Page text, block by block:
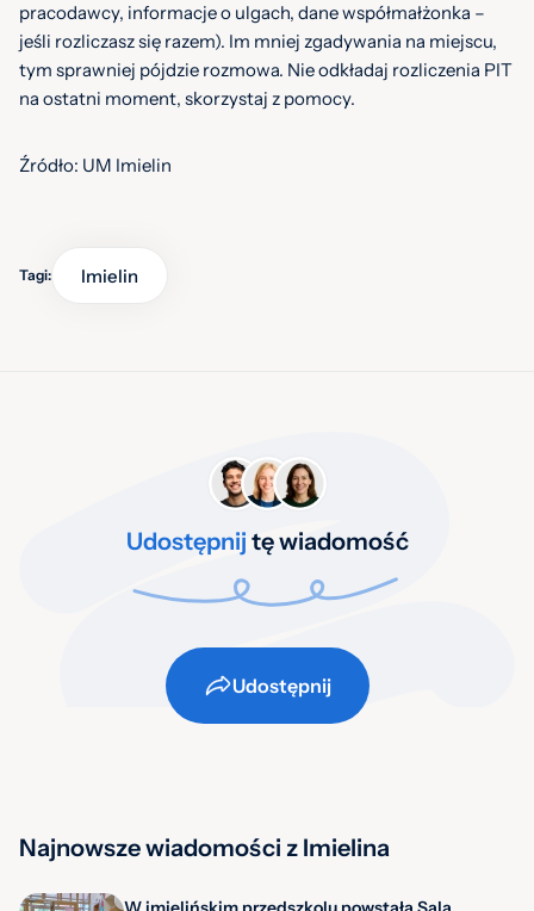
pracodawcy, informacje o ulgach, dane współmałżonka –
jeśli rozliczasz się razem). Im mniej zgadywania na miejscu,
tym sprawniej pójdzie rozmowa. Nie odkładaj rozliczenia PIT
na ostatni moment, skorzystaj z pomocy.
Źródło: UM Imielin
Tagi: Imielin
Udostępnij tę wiadomość
Udostępnij
Najnowsze wiadomości z Imielina